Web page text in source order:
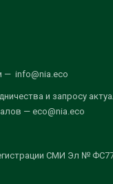
— info@nia.eco
и запросу
— eco@nia.eco
СМИ Эл №